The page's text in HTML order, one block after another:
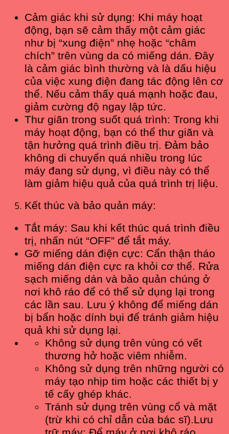
Cảm giác khi sử dụng: Khi máy hoạt
động, bạn sẽ cảm thấy một cảm giác
như bị “xung điện” nhẹ hoặc “châm
chích” trên vùng da có miếng dán. Đây
là cảm giác bình thường và là dấu hiệu
của việc xung điện đang tác động lên cơ
thể. Nếu cảm thấy quá mạnh hoặc đau,
giảm cường độ ngay lập tức.
Thư giãn trong suốt quá trình: Trong khi
máy hoạt động, bạn có thể thư giãn và
tận hưởng quá trình điều trị. Đảm bảo
không di chuyển quá nhiều trong lúc
máy đang sử dụng, vì điều này có thể
làm giảm hiệu quả của quá trình trị liệu.
Kết thúc và bảo quản máy:
Tắt máy: Sau khi kết thúc quá trình điều
trị, nhấn nút “OFF” để tắt máy.
Gỡ miếng dán điện cực: Cẩn thận tháo
miếng dán điện cực ra khỏi cơ thể. Rửa
sạch miếng dán và bảo quản chúng ở
nơi khô ráo để có thể sử dụng lại trong
các lần sau. Lưu ý không để miếng dán
bị bẩn hoặc dính bụi để tránh giảm hiệu
quả khi sử dụng lại.
Không sử dụng trên vùng có vết
thương hở hoặc viêm nhiễm.
Không sử dụng trên những người có
máy tạo nhịp tim hoặc các thiết bị y
tế cấy ghép khác.
Tránh sử dụng trên vùng cổ và mặt
(trừ khi có chỉ dẫn của bác sĩ).Lưu